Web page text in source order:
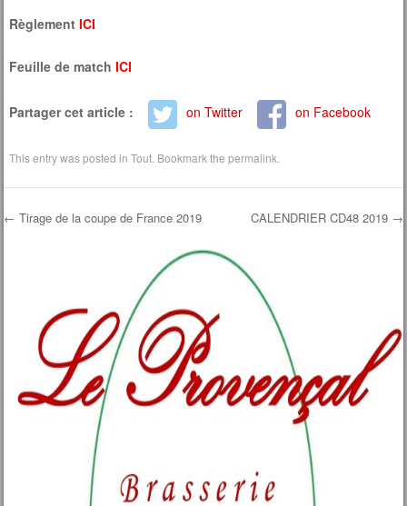
RèglementICI
Feuille de matchICI
Partager cet article : on Twitter on Facebook
This entry was posted inTout . Bookmark thepermalink
Post navigation
← Tirage de la coupe de France 2019 CALENDRIER CD48 2019 →